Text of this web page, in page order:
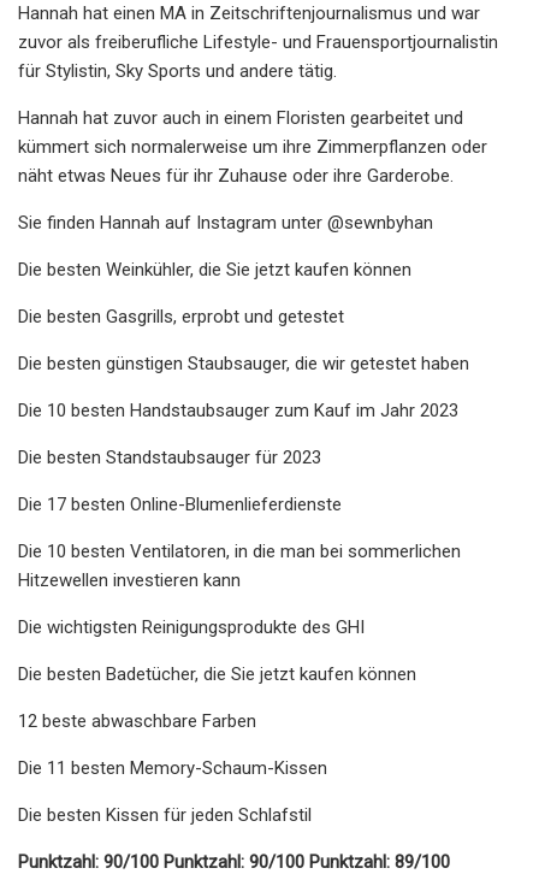
Hannah hat einen MA in Zeitschriftenjournalismus und war
zuvor als freiberufliche Lifestyle- und Frauensportjournalistin
für Stylistin, Sky Sports und andere tätig.
Hannah hat zuvor auch in einem Floristen gearbeitet und
kümmert sich normalerweise um ihre Zimmerpflanzen oder
näht etwas Neues für ihr Zuhause oder ihre Garderobe.
Sie finden Hannah auf Instagram unter @sewnbyhan
Die besten Weinkühler, die Sie jetzt kaufen können
Die besten Gasgrills, erprobt und getestet
Die besten günstigen Staubsauger, die wir getestet haben
Die 10 besten Handstaubsauger zum Kauf im Jahr 2023
Die besten Standstaubsauger für 2023
Die 17 besten Online-Blumenlieferdienste
Die 10 besten Ventilatoren, in die man bei sommerlichen
Hitzewellen investieren kann
Die wichtigsten Reinigungsprodukte des GHI
Die besten Badetücher, die Sie jetzt kaufen können
12 beste abwaschbare Farben
Die 11 besten Memory-Schaum-Kissen
Die besten Kissen für jeden Schlafstil
Punktzahl: 90/100 Punktzahl: 90/100 Punktzahl: 89/100